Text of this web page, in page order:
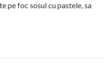
pe foc sosul cu pastele, sa